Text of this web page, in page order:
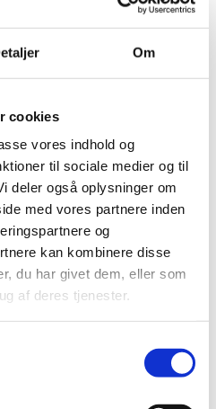
Om
cookies
vores indhold og
til sociale medier og til
deler også oplysninger om
med vores partnere inden
og
kan kombinere disse
du har givet dem, eller som
af deres tjenester.
og skybrud kan du sikre, at
vi står midt i.
rundt om bygningen for at
en stabil fugtbalance. Hos
med at hjælpe
med at beskytte deres
som dem vi ser i disse år.
konsekvenser.